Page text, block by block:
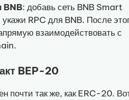
BNB: добавь сеть BNB Smart
RPC для BNB. После
взаимодействовать с
BEP-20
почти так же, как ERC-20.